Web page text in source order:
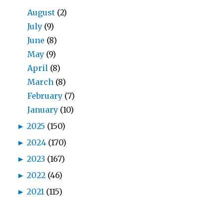
August (2)
July (9)
June (8)
May (9)
April (8)
March (8)
February (7)
January (10)
► 2025 (150)
► 2024 (170)
► 2023 (167)
► 2022 (46)
► 2021 (115)